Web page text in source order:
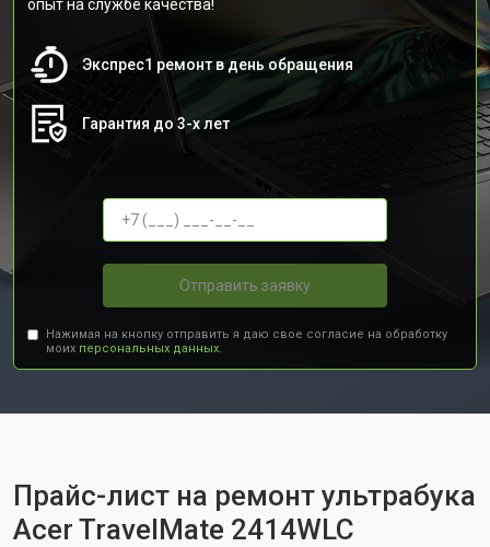
опыт на службе качества!
Экспрес1 ремонт в день обращения
Гарантия до 3-х лет
Отправить заявку
Нажимая на кнопку отправить я даю свое согласие на обработку
моих персональных данных.
Прайс-лист на ремонт ультрабука
Acer TravelMate 2414WLC